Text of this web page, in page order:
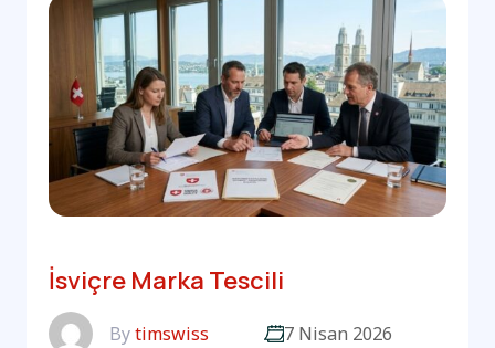
İsviçre Marka Tescili
Bytimswiss 7 Nisan 2026